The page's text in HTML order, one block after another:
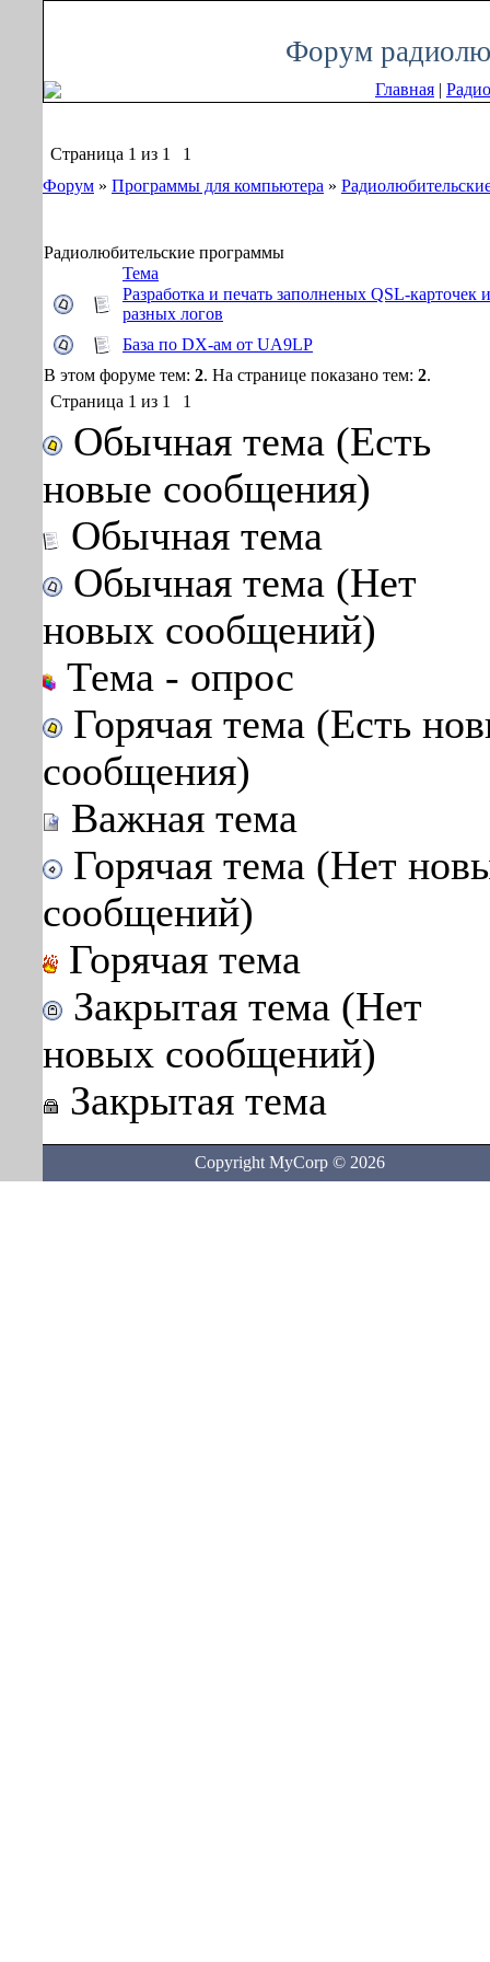
Форум
Главная |
Страница 1 из 1
1
Форум » Программы для компьютера »
Радиолюбительские программы
Тема
Разработка и печать заполненых QSL-карточек
разных логов
База по DX-ам от UA9LP
В этом форуме тем: 2. На странице показано тем: 2.
Страница 1 из 1 1
Обычная тема (Есть
новые сообщения)
Обычная тема
Обычная тема (Нет
новых сообщений)
Тема - опрос
Горячая тема (Есть
сообщения)
Важная тема
Горячая тема (Нет
сообщений)
Горячая тема
Закрытая тема (Нет
новых сообщений)
Закрытая тема
Copyright MyCorp © 2026